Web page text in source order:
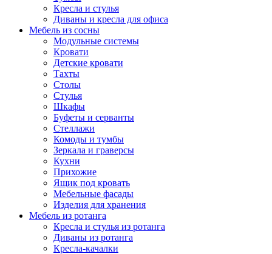
Кресла и стулья
Диваны и кресла для офиса
Мебель из сосны
Модульные системы
Кровати
Детские кровати
Тахты
Столы
Стулья
Шкафы
Буфеты и серванты
Стеллажи
Комоды и тумбы
Зеркала и граверсы
Кухни
Прихожие
Ящик под кровать
Мебельные фасады
Изделия для хранения
Мебель из ротанга
Кресла и стулья из ротанга
Диваны из ротанга
Кресла-качалки